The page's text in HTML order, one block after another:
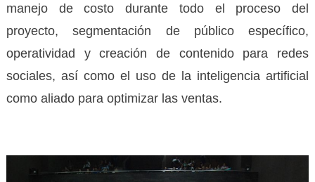
manejo de costo durante todo el proceso del
proyecto, segmentación de público específico,
operatividad y creación de contenido para redes
sociales, así como el uso de la inteligencia artificial
como aliado para optimizar las ventas.